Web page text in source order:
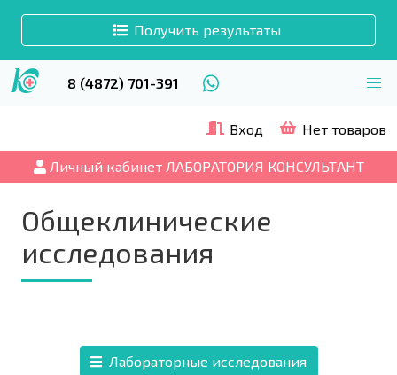
Получить результаты
8 (4872) 701-391
Вход Нет товаров
Личный кабинет ЛАБОРАТОРИЯ КОНСУЛЬТАНТ
Общеклинические
исследования
Лабораторные исследования